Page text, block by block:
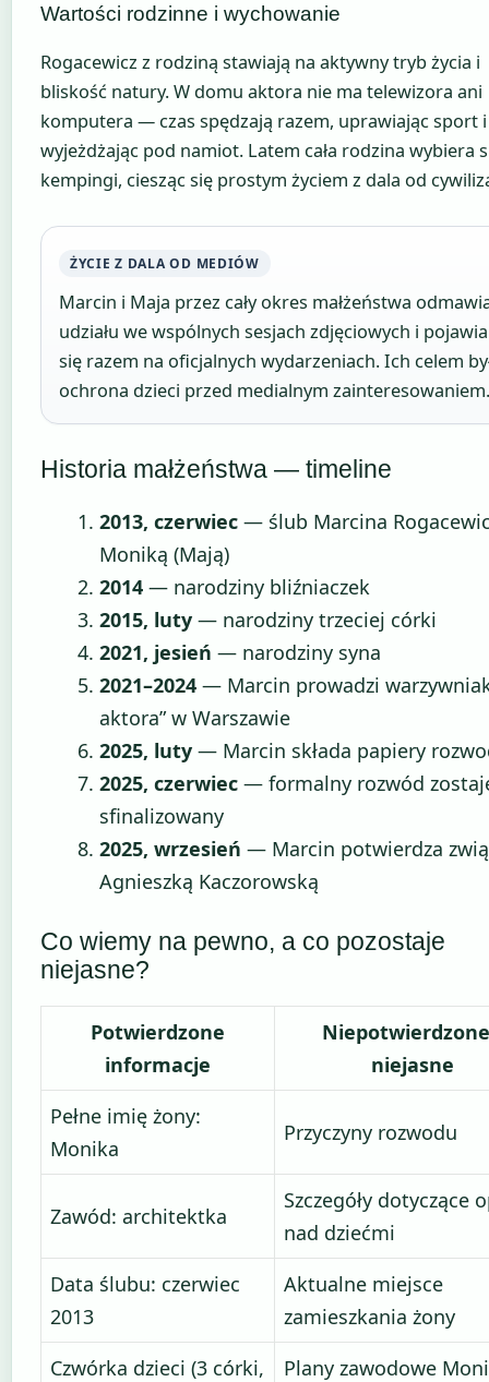
Wartości rodzinne i wychowanie
Rogacewicz z rodziną stawiają na aktywny tryb życia i
bliskość natury. W domu aktora nie ma telewizora ani
komputera — czas spędzają razem, uprawiając sport i
wyjeżdżając pod namiot. Latem cała rodzina wybiera
kempingi, ciesząc się prostym życiem z dala od
ŻYCIE Z DALA OD MEDIÓW
Marcin i Maja przez cały okres małżeństwa
udziału we wspólnych sesjach zdjęciowych i
się razem na oficjalnych wydarzeniach. Ich celem
ochrona dzieci przed medialnym zainteresowaniem.
Historia małżeństwa — timeline
2013, czerwiec — ślub Marcina
Moniką (Mają)
2014 — narodziny bliźniaczek
2015, luty — narodziny trzeciej córki
2021, jesień — narodziny syna
2021–2024 — Marcin prowadzi
aktora” w Warszawie
2025, luty — Marcin składa papiery
2025, czerwiec — formalny rozwód
sfinalizowany
2025, wrzesień — Marcin potwierdza
Agnieszką Kaczorowską
Co wiemy na pewno, a co pozostaje
niejasne?
Potwierdzone
informacje
niejasne
Pełne imię żony:
Monika
Przyczyny rozwodu
Zawód: architektka
Szczegóły dotyczące
nad dziećmi
Data ślubu: czerwiec
2013
Aktualne miejsce
zamieszkania żony
Czwórka dzieci (3 córki,
Plany zawodowe